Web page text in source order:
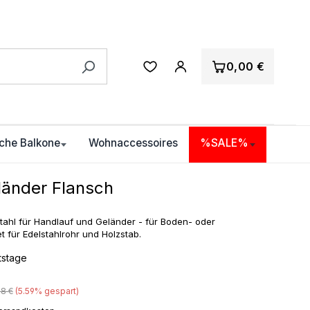
0,00 €
Balkone Wohnaccessoires %SALE%
Flansch
für Handlauf und Geländer - für Boden- oder
für Edelstahlrohr und Holzstab.
Preis:
€ (5.59% gespart)